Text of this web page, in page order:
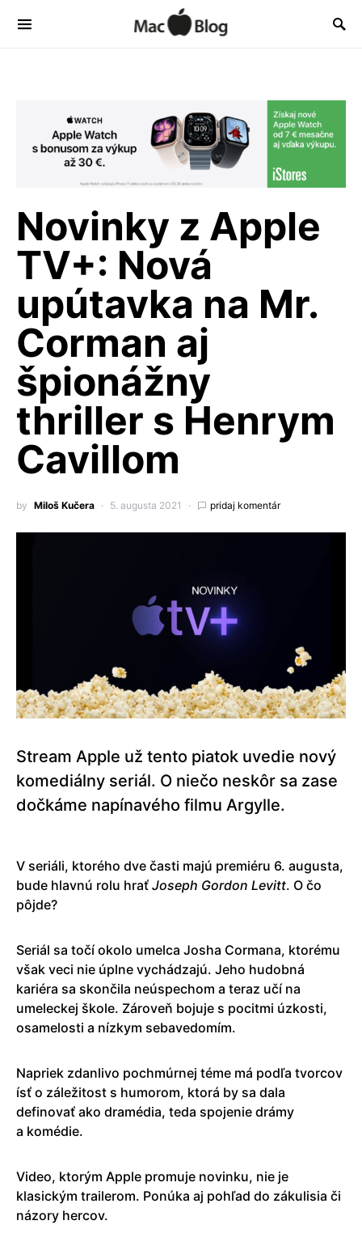
Novinky z Apple
TV+: Nová
upútavka na Mr.
Corman aj
špionážny
thriller s Henrym
Cavillom
by Miloš Kučera 5. augusta 2021 pridaj komentár
Stream Apple už tento piatok uvedie nový
komediálny seriál. O niečo neskôr sa zase
dočkáme napínavého filmu Argylle.
V seriáli, ktorého dve časti majú premiéru 6. augusta,
bude hlavnú rolu hrať Joseph Gordon Levitt. O čo
pôjde?
Seriál sa točí okolo umelca Josha Cormana, ktorému
však veci nie úplne vychádzajú. Jeho hudobná
kariéra sa skončila neúspechom a teraz učí na
umeleckej škole. Zároveň bojuje s pocitmi úzkosti,
osamelosti a nízkym sebavedomím.
Napriek zdanlivo pochmúrnej téme má podľa tvorcov
ísť o záležitost s humorom, ktorá by sa dala
definovať ako dramédia, teda spojenie drámy
a komédie.
Video, ktorým Apple promuje novinku, nie je
klasickým trailerom. Ponúka aj pohľad do zákulisia či
názory hercov.